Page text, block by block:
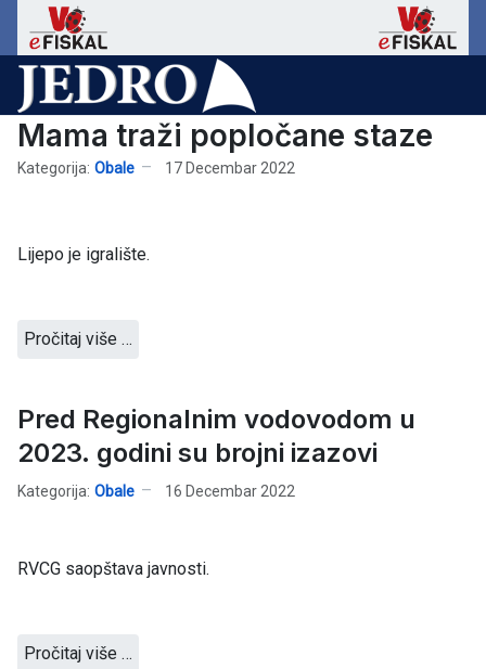
Mama traži popločane staze
Kategorija: Obale 17 Decembar 2022
Lijepo je igralište.
Pročitaj više …
Pred Regionalnim vodovodom u
2023. godini su brojni izazovi
Kategorija: Obale 16 Decembar 2022
RVCG saopštava javnosti.
Pročitaj više …